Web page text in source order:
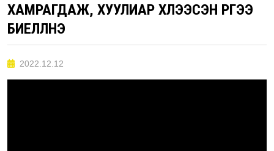
ХАМРАГДАЖ, ХУУЛИАР ХҮЛЭЭСЭН ҮҮРГЭЭ
БИЕЛҮҮЛНЭ ҮҮ
2022.12.12